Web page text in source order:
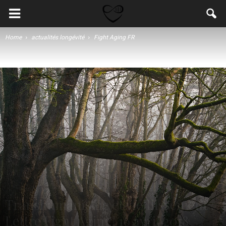
Home actualités longévité Fight Aging FR
Transhumanisme et vieillissement :
Lettre Fight Aging! 16 avril 2018